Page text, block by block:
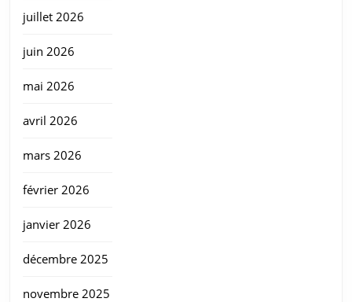
juillet 2026
juin 2026
mai 2026
avril 2026
mars 2026
février 2026
janvier 2026
décembre 2025
novembre 2025